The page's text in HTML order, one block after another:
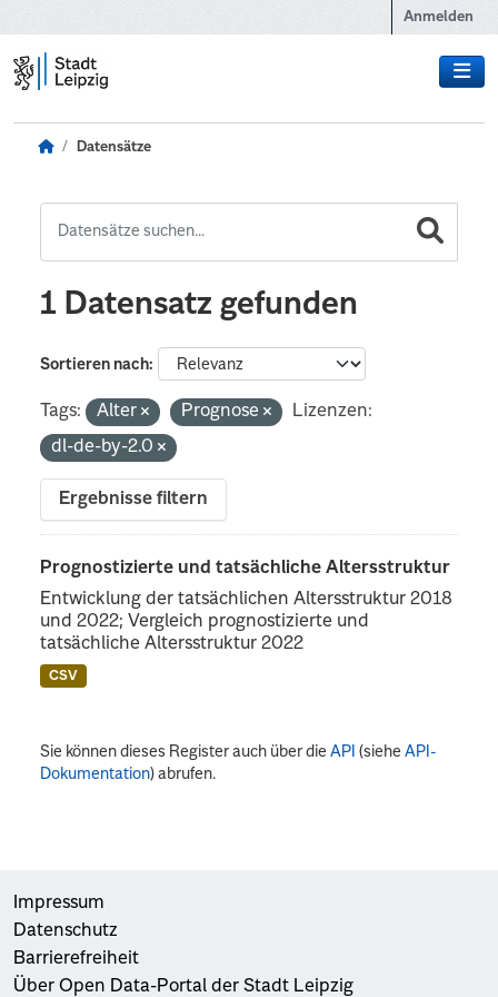
Anmelden
Datensätze
1 Datensatz gefunden
Sortieren nach
Tags: Alter Prognose
Lizenzen:
dl-de-by-2.0
Ergebnisse filtern
Prognostizierte und tatsächliche Altersstruktur
Entwicklung der tatsächlichen Altersstruktur 2018
und 2022; Vergleich prognostizierte und
tatsächliche Altersstruktur 2022
CSV
Sie können dieses Register auch über dieAPI (sieheAPI-
Dokumentation) abrufen.
Impressum
Datenschutz
Barrierefreiheit
Über Open Data-Portal der Stadt Leipzig